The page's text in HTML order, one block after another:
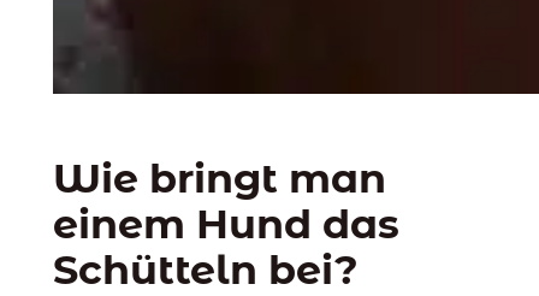
Wie bringt man
einem Hund das
Schütteln bei?